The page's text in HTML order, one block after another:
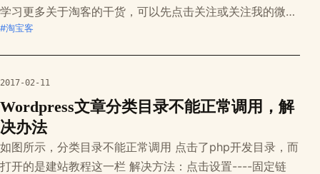
学习更多关于淘客的干货，可以先点击关注或关注我的微
博，我会在以后的文章中提供关于淘宝客的干货。 一 什么
获取商品代码，任何买家（包括您自己）经过您的推广
#淘宝客
2017-02-11
Wordpress文章分类目录不能正常调用，解
决办法
如图所示，分类目录不能正常调用 点击了php开发目录，而
打开的是建站教程这一栏 解决方法：点击设置----固定链